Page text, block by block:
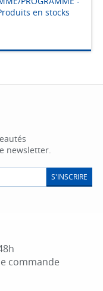
en stocks
newsletter.
S'INSCRIRE
commande